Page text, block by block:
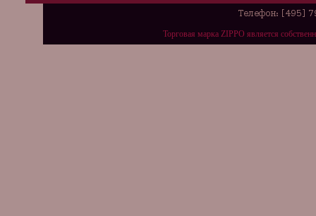
Торговая марка ZIPPO является